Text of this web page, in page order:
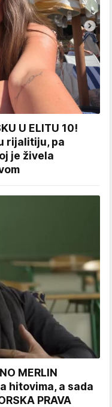
U ELITU 10!
rijalitiju, pa
je živela
MERLIN
hitovima, a sada
PRAVA